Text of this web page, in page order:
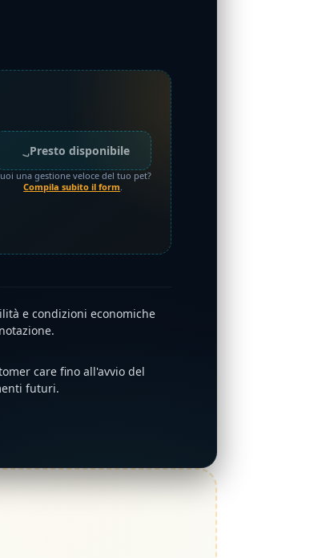
Presto disponibile
una gestione veloce del tuo pet?
Compila subito il form.
e condizioni economiche
care fino all'avvio del
futuri.